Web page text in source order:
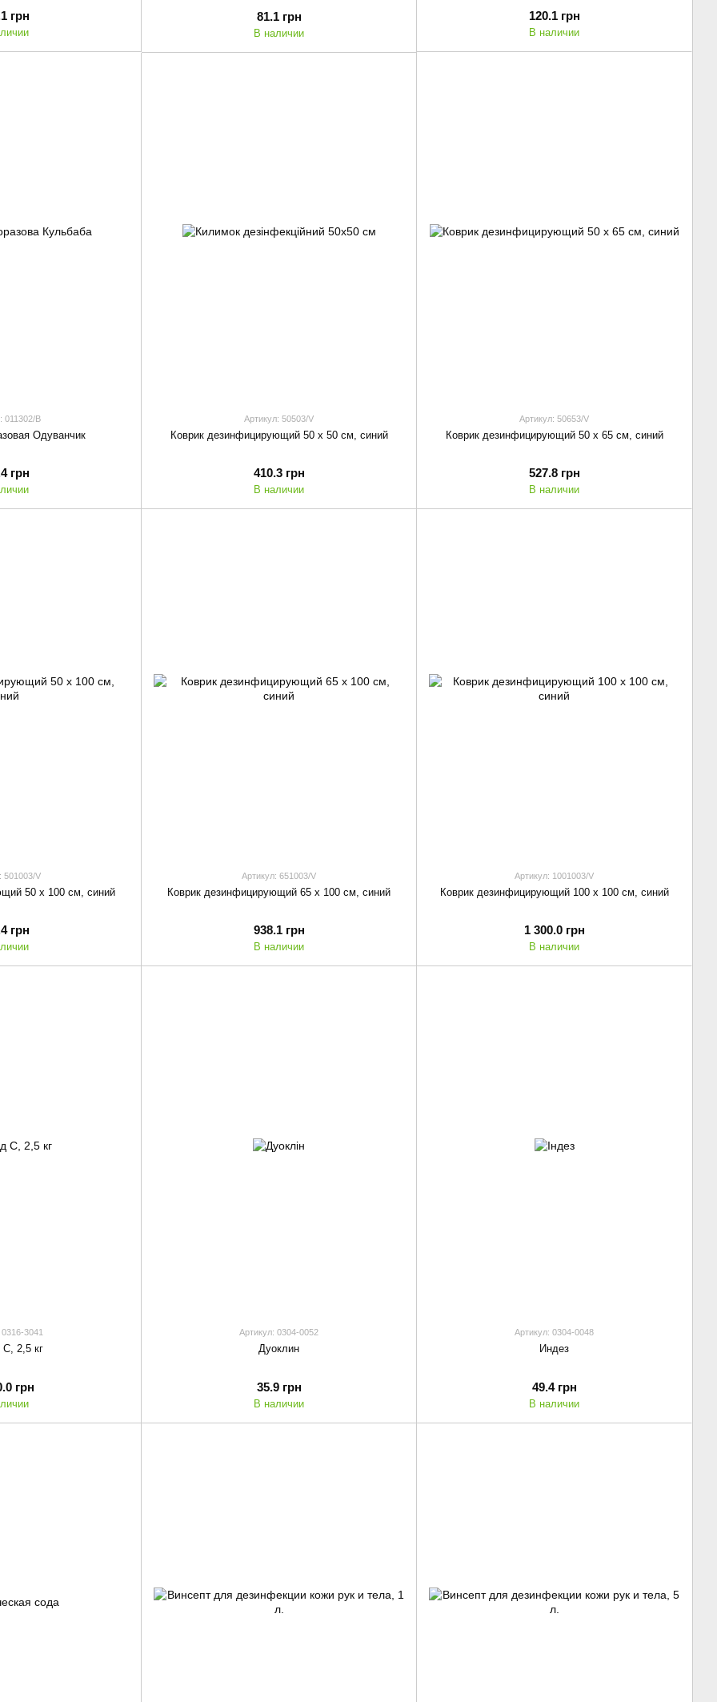
грн 81.1 грн
В наличии
120.1 грн
В наличии
011302/B
Одуванчик
грн
Артикул: 50503/V
Коврик дезинфицирующий 50 х 50 см, синий
410.3 грн
В наличии
Артикул: 50653/V
Коврик дезинфицирующий 50 х 65 см, синий
527.8 грн
В наличии
501003/V
50 х 100 см, синий
грн
Артикул: 651003/V
Коврик дезинфицирующий 65 х 100 см, синий
938.1 грн
В наличии
Артикул: 1001003/V
Коврик дезинфицирующий 100 х 100 см, синий
1 300.0 грн
В наличии
3041
С, 2,5 кг
грн
Артикул: 0304-0052
Дуоклин
35.9 грн
В наличии
Артикул: 0304-0048
Индез
49.4 грн
В наличии